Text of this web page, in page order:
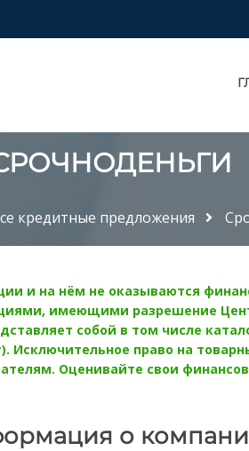
кредитные предложения
и на нём не оказываются
имеющими разрешение
собой в том числе
Исключительное право на
Оценивайте свои
о